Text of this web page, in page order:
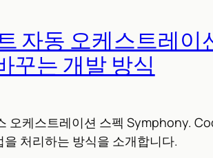
자동 오케스트레이
꾸는 개발 방식
오케스트레이션 스펙 Symphony.
처리하는 방식을 소개합니다.